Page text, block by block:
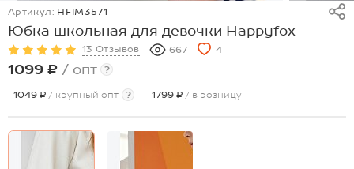
Артикул: HFIM3571
Юбка школьная для девочки Happyfox
13 Отзывов 667 4
1099 ₽ / опт ?
1049 ₽ / крупный опт ? 1799 ₽ / в розницу